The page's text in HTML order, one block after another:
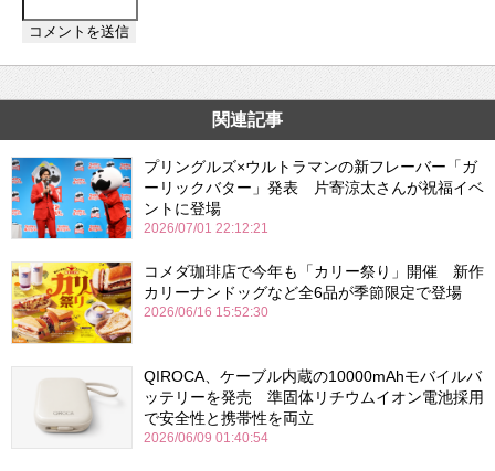
関連記事
プリングルズ×ウルトラマンの新フレーバー「ガ
ーリックバター」発表 片寄涼太さんが祝福イベ
ントに登場
2026/07/01 22:12:21
コメダ珈琲店で今年も「カリー祭り」開催 新作
カリーナンドッグなど全6品が季節限定で登場
2026/06/16 15:52:30
QIROCA、ケーブル内蔵の10000mAhモバイルバ
ッテリーを発売 準固体リチウムイオン電池採用
で安全性と携帯性を両立
2026/06/09 01:40:54